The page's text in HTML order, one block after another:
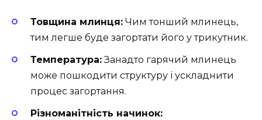
Товщина млинця: Чим тонший млинець,
тим легше буде загортати його у трикутник.
Температура:Занадто гарячий млинець
може пошкодити структуру і ускладнити
процес загортання.
Різноманітність начинок: